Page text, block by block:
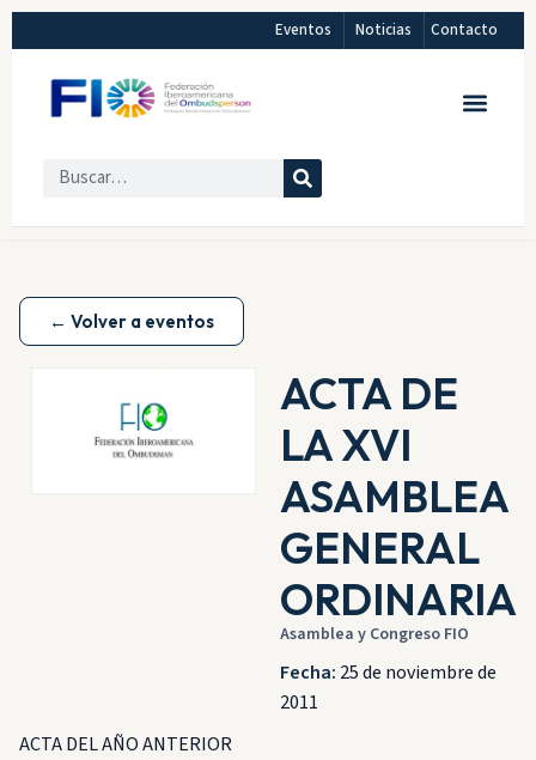
Eventos Noticias Contacto
← Volver a eventos
ACTA DE
LA XVI
ASAMBLEA
GENERAL
ORDINARIA
Asamblea y Congreso FIO
Fecha: 25 de noviembre de
2011
ACTA DEL AÑO ANTERIOR